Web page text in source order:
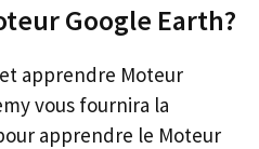
Google Earth?
apprendre Moteur
vous fournira la
apprendre le Moteur